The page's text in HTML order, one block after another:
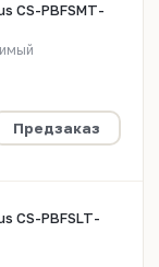
CS-PBFSMT-
Предзаказ
CS-PBFSLT-